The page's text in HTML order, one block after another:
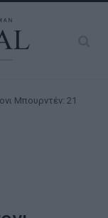
Μπουρντέν: 21